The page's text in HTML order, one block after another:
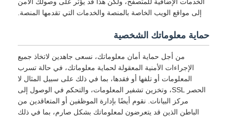
إلى مواقع الويب الخاصة بالمنصة والخدمات التي تقدمها المنصة.
حماية معلوماتك الشخصية
من أجل حماية أمان معلوماتك، نسعى جاهدين لاتخاذ جميع
الإجراءات الأمنية المعقولة لحماية معلوماتك، في حالة تسرب
المعلومات أو تلفها أو فقدها، بما في ذلك على سبيل المثال لا
الحصر SSL، وتخزين تشفير المعلومات، والتحكم في الوصول إلى
مركز البيانات. نقوم أيضًا بإدارة الموظفين أو المتعاقدين من
الباطن الذين قد يتعرضون لمعلوماتك بشكل صارم، بما في ذلك